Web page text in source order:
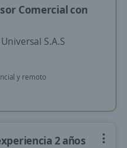
Comercial con
S.A.S
y remoto
2 años